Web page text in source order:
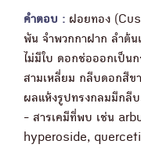
คำตอบ : ฝอยทอง
พัน จำพวกกาฝาก ลำต้น
ไม่มีใบ ดอกช่อออกเป็น
สามเหลี่ยม กลีบดอกสีข
ผลแห้งรูปทรงกลมมีกลีบ
- สารเคมีที่พบ เช่น
hyperoside,